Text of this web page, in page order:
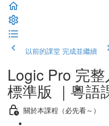
以前的課堂 完成並繼續
Logic Pro 完
標準版 ｜粵語
關於本課程（必先看～）